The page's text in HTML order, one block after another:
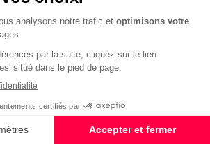
lus
de la chirurgie robotique
d’aide au diagnostic médical